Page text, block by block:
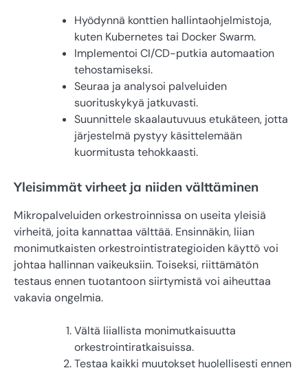
Hyödynnä konttien hallintaohjelmistoja,
kuten Kubernetes tai Docker Swarm.
Implementoi CI/CD-putkia automaation
tehostamiseksi.
Seuraa ja analysoi palveluiden
suorituskykyä jatkuvasti.
Suunnittele skaalautuvuus etukäteen, jotta
järjestelmä pystyy käsittelemään
kuormitusta tehokkaasti.
Yleisimmät virheet ja niiden välttäminen
Mikropalveluiden orkestroinnissa on useita yleisiä
virheitä, joita kannattaa välttää. Ensinnäkin, liian
monimutkaisten orkestrointistrategioiden käyttö voi
johtaa hallinnan vaikeuksiin. Toiseksi, riittämätön
testaus ennen tuotantoon siirtymistä voi aiheuttaa
vakavia ongelmia.
Vältä liiallista monimutkaisuutta
orkestrointiratkaisuissa.
Testaa kaikki muutokset huolellisesti ennen